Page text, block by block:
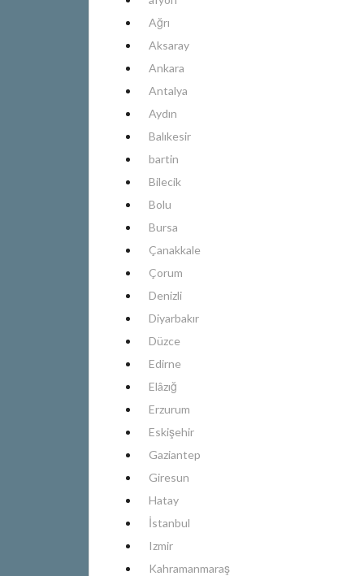
Ağrı
Aksaray
Ankara
Antalya
Aydın
Balıkesir
bartin
Bilecik
Bolu
Bursa
Çanakkale
Çorum
Denizli
Diyarbakır
Düzce
Edirne
Elâzığ
Erzurum
Eskişehir
Gaziantep
Giresun
Hatay
İstanbul
Izmir
Kahramanmaraş